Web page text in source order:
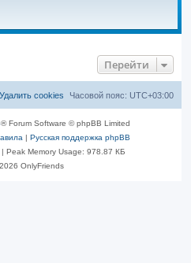
Перейти
Часовой пояс: UTC+03:00
Удалить cookies
® Forum Software © phpBB Limited
| Русская поддержка phpBB
| Peak Memory Usage: 978.87 КБ
OnlyFriends